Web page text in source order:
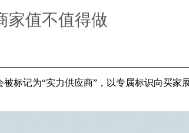
家值不值得做
标记为“实力供应商”，以专属标识向买